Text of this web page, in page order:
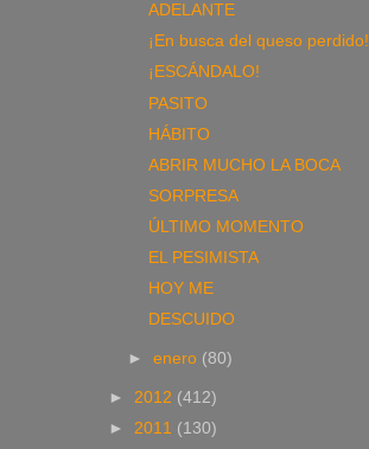
ADELANTE
¡En busca del queso perdido!
¡ESCÁNDALO!
PASITO
HÁBITO
ABRIR MUCHO LA BOCA
SORPRESA
ÚLTIMO MOMENTO
EL PESIMISTA
HOY ME
DESCUIDO
►enero (80)
► 2012 (412)
► 2011 (130)